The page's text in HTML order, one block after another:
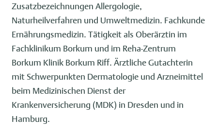
Zusatzbezeichnungen Allergologie,
Naturheilverfahren und Umweltmedizin. Fachkunde
Ernährungsmedizin. Tätigkeit als Oberärztin im
Fachklinikum Borkum und im Reha-Zentrum
Borkum Klinik Borkum Riff. Ärztliche Gutachterin
mit Schwerpunkten Dermatologie und Arzneimittel
beim Medizinischen Dienst der
Krankenversicherung (MDK) in Dresden und in
Hamburg.